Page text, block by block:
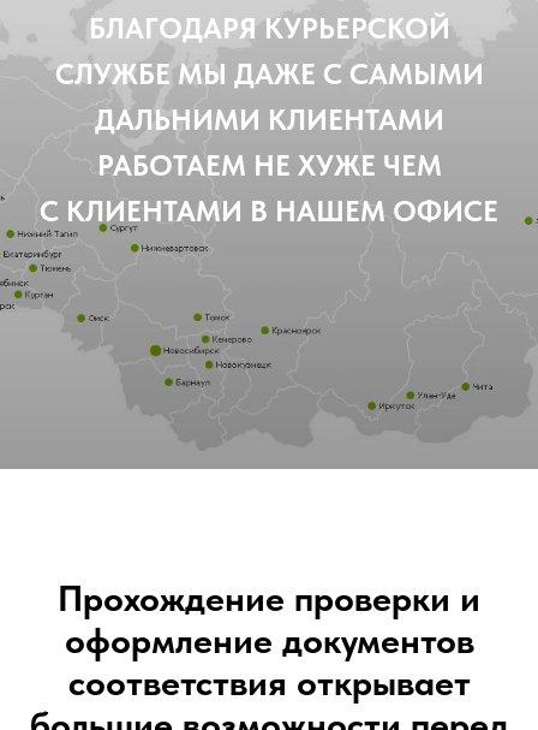
БЛАГОДАРЯ КУРЬЕРСКОЙ
СЛУЖБЕ МЫ ДАЖЕ С САМЫМИ
ДАЛЬНИМИ КЛИЕНТАМИ
РАБОТАЕМ НЕ ХУЖЕ ЧЕМ
С КЛИЕНТАМИ В НАШЕМ ОФИСЕ
Прохождение проверки и
оформление документов
соответствия открывает